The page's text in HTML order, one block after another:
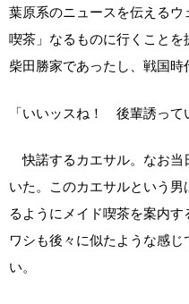
葉原系のニュースを伝える
喫茶」なるものに行くこと
柴田勝家であったし、戦国時
「いいッスね！ 後輩誘って
快諾するカエサル。なお当
いた。このカエサルという
るようにメイド喫茶を案内す
ワシも後々に似たような感
い。